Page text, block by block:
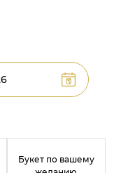
Букет по вашему